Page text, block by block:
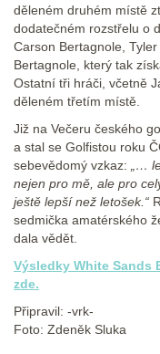
děleném druhém místě
dodatečném rozstřelu o
Carson Bertagnole,
Bertagnole, který tak
Ostatní tři hráči, včetně
děleném třetím místě.
Již na Večeru českého
a stal se Golfistou roku
sebevědomý vzkaz:
„…
nejen pro mě, ale pro
ještě lepší než letošek.“
sedmička amatérského
dala vědět.
Výsledky White Sands
zde.
Připravil: -vrk-
Foto: Zdeněk Sluka